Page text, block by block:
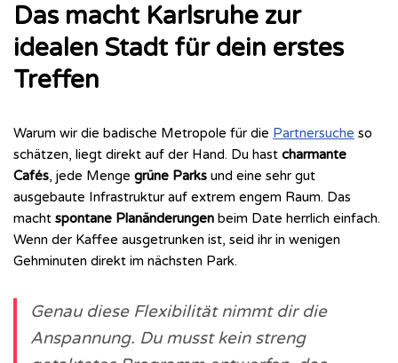
Das macht Karlsruhe zur
idealen Stadt für dein erstes
Treffen
Warum wir die badische Metropole für die Partnersuche so
schätzen, liegt direkt auf der Hand. Du hast charmante
Cafés, jede Menge grüne Parks und eine sehr gut
ausgebaute Infrastruktur auf extrem engem Raum. Das
macht spontane Planänderungen beim Date herrlich einfach.
Wenn der Kaffee ausgetrunken ist, seid ihr in wenigen
Gehminuten direkt im nächsten Park.
Genau diese Flexibilität nimmt dir die
Anspannung. Du musst kein streng